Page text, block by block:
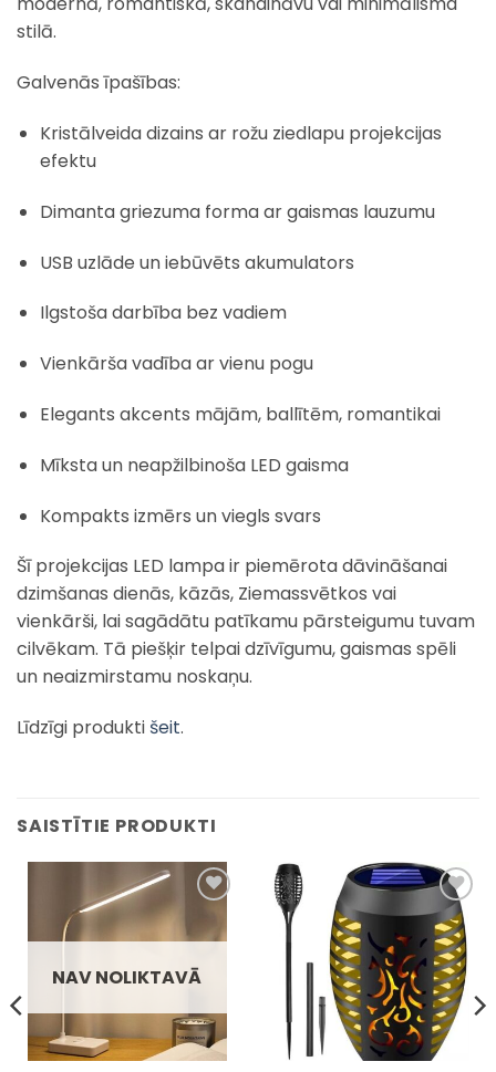
stilā.
Galvenās īpašības:
Kristālveida dizains ar rožu ziedlapu projekcijas
efektu
Dimanta griezuma forma ar gaismas lauzumu
USB uzlāde un iebūvēts akumulators
Ilgstoša darbība bez vadiem
Vienkārša vadība ar vienu pogu
Elegants akcents mājām, ballītēm, romantikai
Mīksta un neapžilbinoša LED gaisma
Kompakts izmērs un viegls svars
Šī projekcijas LED lampa ir piemērota dāvināšanai
dzimšanas dienās, kāzās, Ziemassvētkos vai
vienkārši, lai sagādātu patīkamu pārsteigumu tuvam
cilvēkam. Tā piešķir telpai dzīvīgumu, gaismas spēli
un neaizmirstamu noskaņu.
Līdzīgi produkti šeit.
SAISTĪTIE PRODUKTI
Pievienot
sarakstam
NAV NOLIKTAVĀ
Pievienot
sarakstam